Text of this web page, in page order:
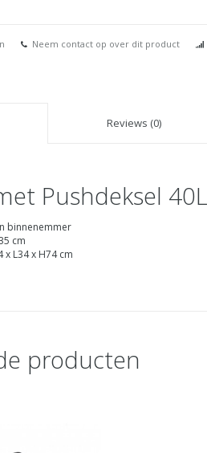
Neem contact op over dit product
Reviews (0)
Pushdeksel
binnenemmer
cm
x L34 x H74 cm
producten